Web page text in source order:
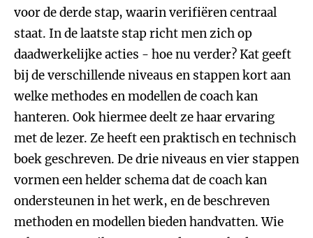
voor de derde stap, waarin verifiëren centraal
staat. In de laatste stap richt men zich op
daadwerkelijke acties - hoe nu verder? Kat geeft
bij de verschillende niveaus en stappen kort aan
welke methodes en modellen de coach kan
hanteren. Ook hiermee deelt ze haar ervaring
met de lezer. Ze heeft een praktisch en technisch
boek geschreven. De drie niveaus en vier stappen
vormen een helder schema dat de coach kan
ondersteunen in het werk, en de beschreven
methoden en modellen bieden handvatten. Wie